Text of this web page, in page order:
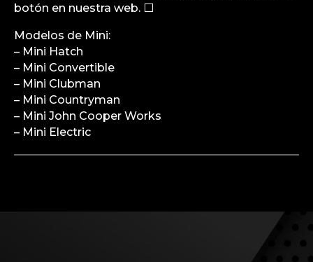
botón en nuestra web. ⬜
Modelos de Mini:
– Mini Hatch
– Mini Convertible
– Mini Clubman
– Mini Countryman
– Mini John Cooper Works
– Mini Electric